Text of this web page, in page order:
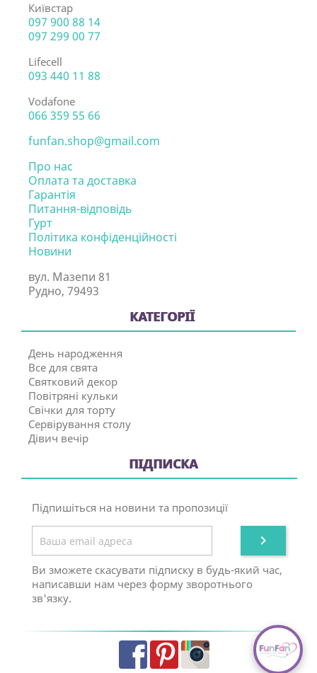
Київстар
097 900 88 14
097 299 00 77
Lifecell
093 440 11 88
Vodafone
066 359 55 66
funfan.shop@gmail.com
Про нас
Оплата та доставка
Гарантія
Питання-відповідь
Гурт
Політика конфіденційності
Новини
вул. Мазепи 81
Рудно, 79493
КАТЕГОРІЇ
День народження
Все для свята
Святковий декор
Повітряні кульки
Свічки для торту
Сервірування столу
Дівич вечір
ПІДПИСКА
Підпишіться на новини та пропозиції

Ви зможете скасувати підписку в будь-який час,
написавши нам через форму зворотнього
зв'язку.
FacebookPinterestInstagram